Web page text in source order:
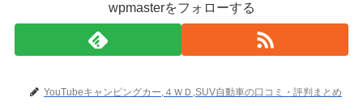
wpmasterをフォローする
YouTubeキャンピングカー,４ＷＤ,SUV自動車の口コミ・評判まとめ